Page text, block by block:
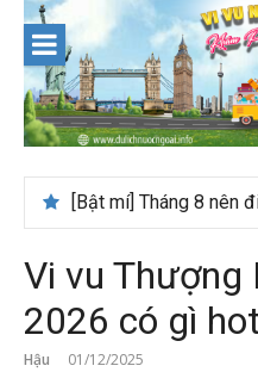
content
Vi vu Thượng
2026 có gì
Hậu 01/12/2025